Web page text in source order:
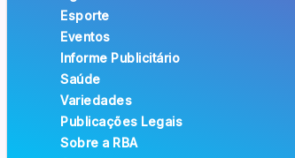
Esporte
Eventos
Informe Publicitário
Saúde
Variedades
Publicações Legais
Sobre a RBA